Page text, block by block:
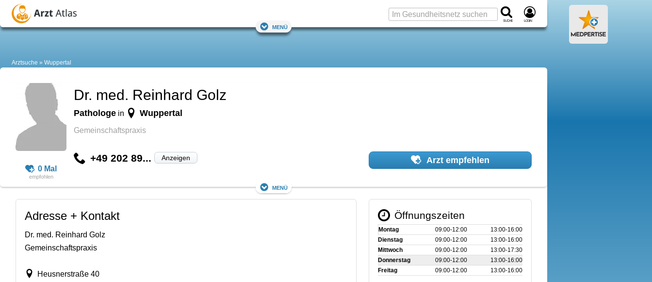
Suche Login
Menü
Arztsuche Wuppertal
0 Mal
Dr. med. Reinhard Golz
Pathologe in Wuppertal
Gemeinschaftspraxis
+49 202 89... Anzeigen Arzt empfehlen
Menü
Adresse + Kontakt
Dr. med. Reinhard Golz
Gemeinschaftspraxis
Heusnerstraße 40
Öffnungszeiten
Montag 09:00‑12:00
13:00‑16:00
Dienstag
09:00‑12:00
13:00‑16:00
Mittwoch
09:00‑12:00
13:00‑17:30
Donnerstag
09:00‑12:00
13:00‑16:00
Freitag
09:00‑12:00 13:00‑16:00